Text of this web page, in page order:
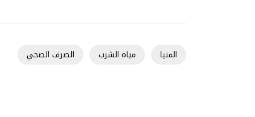
المنيا مياه الشرب الصرف الصحي